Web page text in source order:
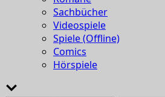
Sachbücher
Videospiele
Spiele (Offline)
Comics
Hörspiele